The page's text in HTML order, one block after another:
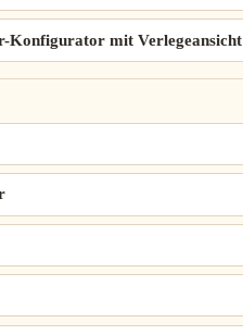
Konfigurator mit Verlegeansicht